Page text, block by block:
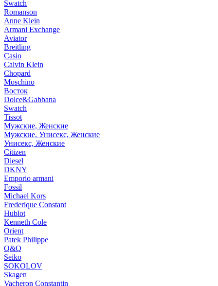
Swatch
Romanson
Anne Klein
Armani Exchange
Aviator
Breitling
Casio
Calvin Klein
Chopard
Moschino
Восток
Dolce&Gabbana
Swatch
Tissot
Мужские, Женские
Мужские, Унисекс, Женские
Унисекс, Женские
Citizen
Diesel
DKNY
Emporio armani
Fossil
Michael Kors
Frederique Constant
Hublot
Kenneth Cole
Orient
Patek Philippe
Q&Q
Seiko
SOKOLOV
Skagen
Vacheron Constantin